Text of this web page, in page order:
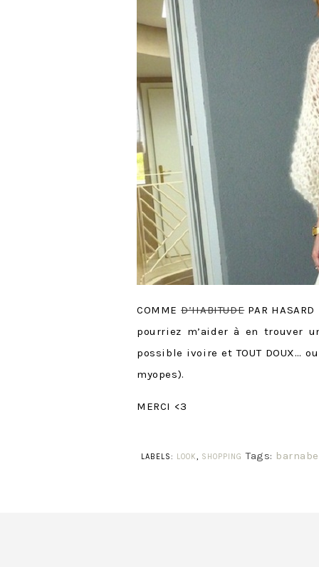
COMMED’HABITUDEPAR
pourriez m’aider à en trouver
possible ivoire et TOUT DOUX…
myopes).
MERCI <3
LABELS: LOOK, SHOPPING Tags: barnabe